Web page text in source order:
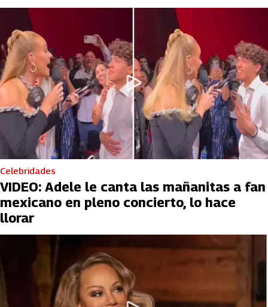
Celebridades
VIDEO: Adele le canta las mañanitas a fan
mexicano en pleno concierto, lo hace
llorar